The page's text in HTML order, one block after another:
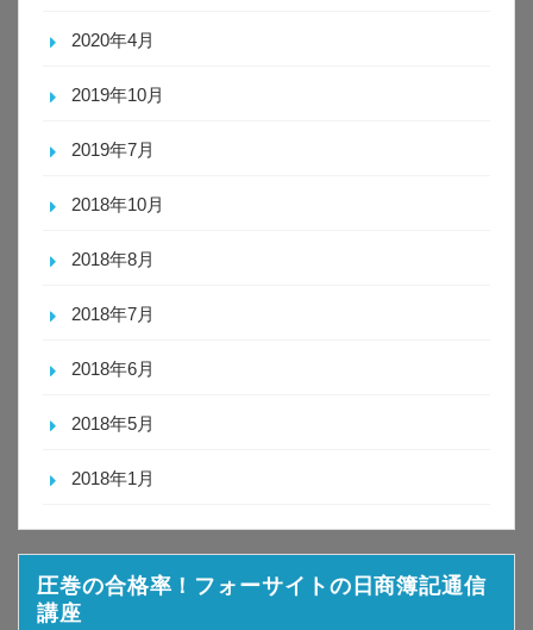
2020年4月
2019年10月
2019年7月
2018年10月
2018年8月
2018年7月
2018年6月
2018年5月
2018年1月
圧巻の合格率！フォーサイトの日商簿記通信
講座